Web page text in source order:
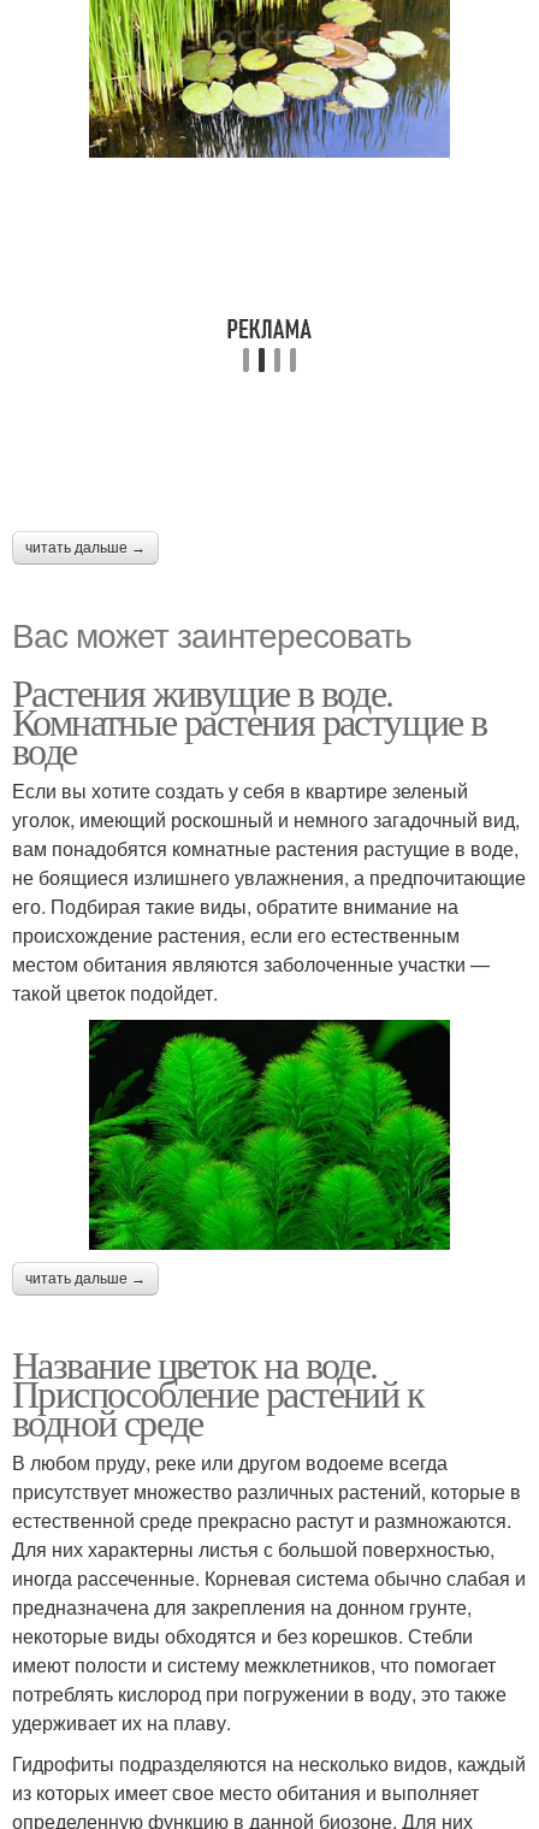
читать дальше →
Вас может заинтересовать
Растения живущие в воде.
Комнатные растения растущие в
воде
Если вы хотите создать у себя в квартире зеленый
уголок, имеющий роскошный и немного загадочный вид,
вам понадобятся комнатные растения растущие в воде,
не боящиеся излишнего увлажнения, а предпочитающие
его. Подбирая такие виды, обратите внимание на
происхождение растения, если его естественным
местом обитания являются заболоченные участки —
такой цветок подойдет.
читать дальше →
Название цветок на воде.
Приспособление растений к
водной среде
В любом пруду, реке или другом водоеме всегда
присутствует множество различных растений, которые в
естественной среде прекрасно растут и размножаются.
Для них характерны листья с большой поверхностью,
иногда рассеченные. Корневая система обычно слабая и
предназначена для закрепления на донном грунте,
некоторые виды обходятся и без корешков. Стебли
имеют полости и систему межклетников, что помогает
потреблять кислород при погружении в воду, это также
удерживает их на плаву.
Гидрофиты подразделяются на несколько видов, каждый
из которых имеет свое место обитания и выполняет
определенную функцию в данной биозоне. Для них